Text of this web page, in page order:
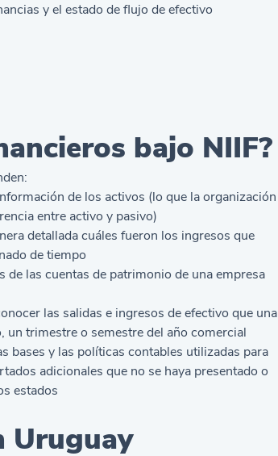
y el estado de flujo de efectivo
bajo NIIF?
de los activos (lo que la organización
entre activo y pasivo)
detallada cuáles fueron los ingresos que
de tiempo
de las cuentas de patrimonio de una empresa
las salidas e ingresos de efectivo que una
trimestre o semestre del año comercial
bases y las políticas contables utilizadas para
adicionales que no se haya presentado o
estados
Uruguay